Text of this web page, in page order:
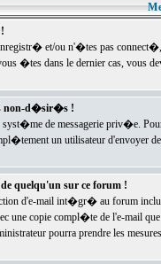
et/ou n'�tes pas
�tes dans le dernier cas, vous
non-d�sir�s !
syst�me de messagerie priv�e.
un utilisateur d'envoyer
quelqu'un sur ce forum !
d'e-mail int�gr� au forum inclut
une copie compl�te de l'e-mail
pourra prendre les